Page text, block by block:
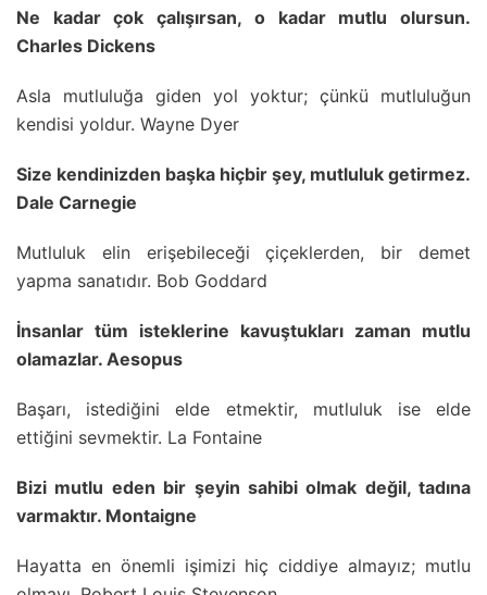
Ne kadar çok çalışırsan, o kadar mutlu olursun.
Charles Dickens
Asla mutluluğa giden yol yoktur; çünkü mutluluğun
kendisi yoldur. Wayne Dyer
Size kendinizden başka hiçbir şey, mutluluk getirmez.
Dale Carnegie
Mutluluk elin erişebileceği çiçeklerden, bir demet
yapma sanatıdır. Bob Goddard
İnsanlar tüm isteklerine kavuştukları zaman mutlu
olamazlar. Aesopus
Başarı, istediğini elde etmektir, mutluluk ise elde
ettiğini sevmektir. La Fontaine
Bizi mutlu eden bir şeyin sahibi olmak değil, tadına
varmaktır. Montaigne
Hayatta en önemli işimizi hiç ciddiye almayız; mutlu